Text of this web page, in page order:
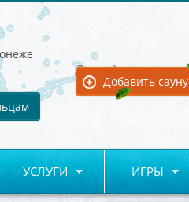
Для владельцев:
Добавить сауну
УСЛУГИ ИГРЫ